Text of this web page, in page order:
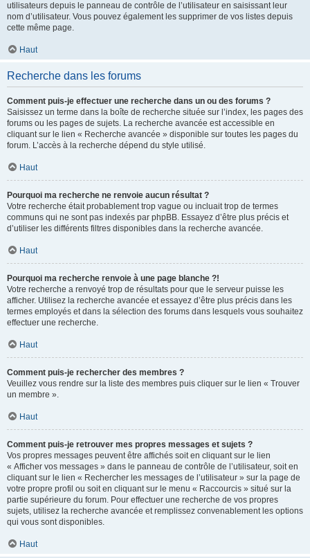
utilisateurs depuis le panneau de contrôle de l’utilisateur en saisissant leur
nom d’utilisateur. Vous pouvez également les supprimer de vos listes depuis
cette même page.
Haut
Recherche dans les forums
Comment puis-je effectuer une recherche dans un ou des forums ?
Saisissez un terme dans la boîte de recherche située sur l’index, les pages des
forums ou les pages de sujets. La recherche avancée est accessible en
cliquant sur le lien « Recherche avancée » disponible sur toutes les pages du
forum. L’accès à la recherche dépend du style utilisé.
Haut
Pourquoi ma recherche ne renvoie aucun résultat ?
Votre recherche était probablement trop vague ou incluait trop de termes
communs qui ne sont pas indexés par phpBB. Essayez d’être plus précis et
d’utiliser les différents filtres disponibles dans la recherche avancée.
Haut
Pourquoi ma recherche renvoie à une page blanche ?!
Votre recherche a renvoyé trop de résultats pour que le serveur puisse les
afficher. Utilisez la recherche avancée et essayez d’être plus précis dans les
termes employés et dans la sélection des forums dans lesquels vous souhaitez
effectuer une recherche.
Haut
Comment puis-je rechercher des membres ?
Veuillez vous rendre sur la liste des membres puis cliquer sur le lien « Trouver
un membre ».
Haut
Comment puis-je retrouver mes propres messages et sujets ?
Vos propres messages peuvent être affichés soit en cliquant sur le lien
« Afficher vos messages » dans le panneau de contrôle de l’utilisateur, soit en
cliquant sur le lien « Rechercher les messages de l’utilisateur » sur la page de
votre propre profil ou soit en cliquant sur le menu « Raccourcis » situé sur la
partie supérieure du forum. Pour effectuer une recherche de vos propres
sujets, utilisez la recherche avancée et remplissez convenablement les options
qui vous sont disponibles.
Haut